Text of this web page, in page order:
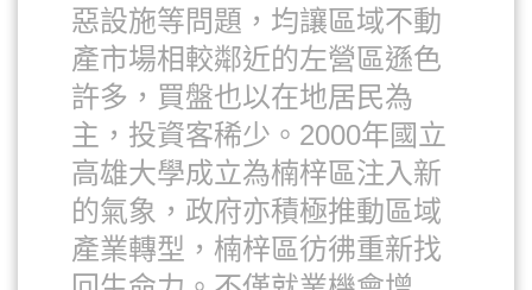
惡設施等問題，均讓區域不動
產市場相較鄰近的左營區遜色
許多，買盤也以在地居民為
主，投資客稀少。2000年國立
高雄大學成立為楠梓區注入新
的氣象，政府亦積極推動區域
產業轉型，楠梓區彷彿重新找